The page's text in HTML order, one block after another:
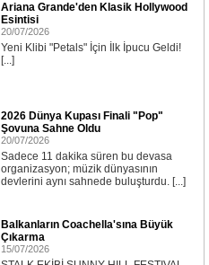
Ariana Grande'den Klasik Hollywood
Esintisi
20/07/2026
Yeni Klibi "Petals" İçin İlk İpucu Geldi!
[...]
2026 Dünya Kupası Finali "Pop"
Şovuna Sahne Oldu
20/07/2026
Sadece 11 dakika süren bu devasa
organizasyon; müzik dünyasının
devlerini aynı sahnede buluşturdu. [...]
Balkanların Coachella'sına Büyük
Çıkarma
15/07/2026